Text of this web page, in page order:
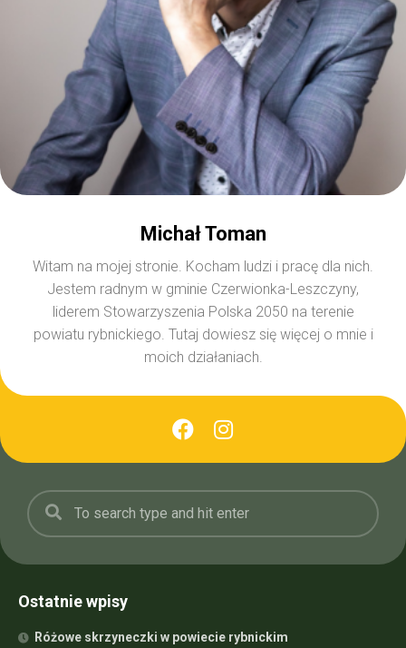
Michał Toman
Witam na mojej stronie. Kocham ludzi i pracę dla nich.
Jestem radnym w gminie Czerwionka-Leszczyny,
liderem Stowarzyszenia Polska 2050 na terenie
powiatu rybnickiego. Tutaj dowiesz się więcej o mnie i
moich działaniach.
Ostatnie wpisy
Różowe skrzyneczki w powiecie rybnickim